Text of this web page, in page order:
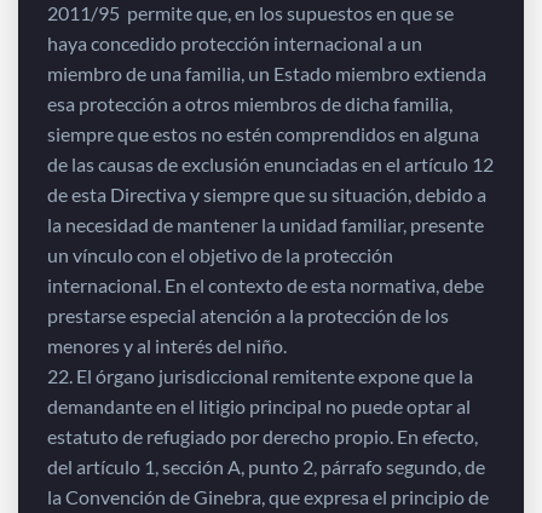
2011/95 permite que, en los supuestos en que se
haya concedido protección internacional a un
miembro de una familia, un Estado miembro extienda
esa protección a otros miembros de dicha familia,
siempre que estos no estén comprendidos en alguna
de las causas de exclusión enunciadas en el artículo 12
de esta Directiva y siempre que su situación, debido a
la necesidad de mantener la unidad familiar, presente
un vínculo con el objetivo de la protección
internacional. En el contexto de esta normativa, debe
prestarse especial atención a la protección de los
menores y al interés del niño.
22. El órgano jurisdiccional remitente expone que la
demandante en el litigio principal no puede optar al
estatuto de refugiado por derecho propio. En efecto,
del artículo 1, sección A, punto 2, párrafo segundo, de
la Convención de Ginebra, que expresa el principio de